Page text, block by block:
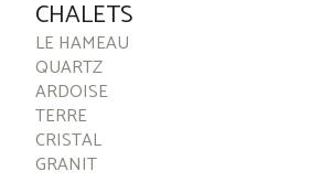
CHALETS
LE HAMEAU
QUARTZ
ARDOISE
TERRE
CRISTAL
GRANIT